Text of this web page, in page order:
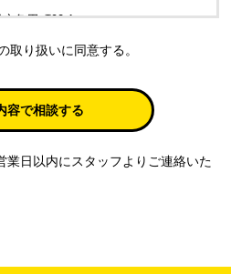
亀田町90-1
を含む）の利用目的
取り扱いに同意する。
容で相談する
業日以内にスタッフよりご連絡いた